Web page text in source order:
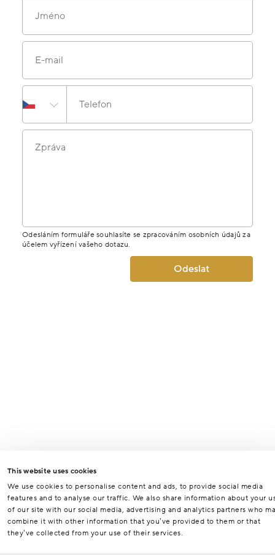
This website uses cookies
We use cookies to personalise content and ads, to provide social media
features and to analyse our traffic. We also share information about your
of our site with our social media, advertising and analytics partners who
combine it with other information that you’ve provided to them or that
they’ve collected from your use of their services.
Jméno
E-mail
Telefon
Zpráva
Odesláním formuláře souhlasíte se zpracováním osobních údajů za
účelem vyřízení vašeho dotazu.
Odeslat